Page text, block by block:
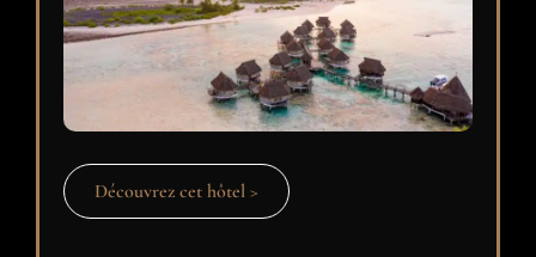
Découvrez cet hôtel >